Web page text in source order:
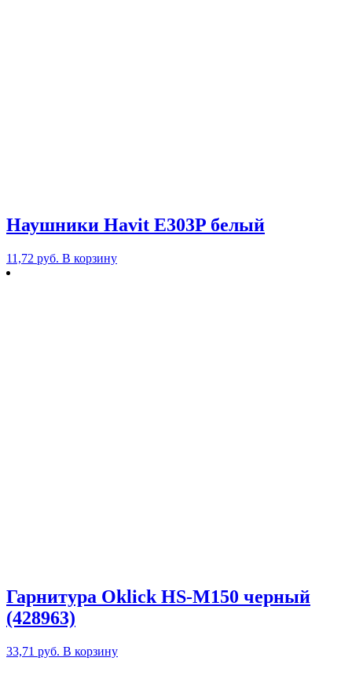
Наушники Havit E303P белый
11,72 руб. В корзину
Гарнитура Oklick HS-M150 черный
(428963)
33,71 руб. В корзину